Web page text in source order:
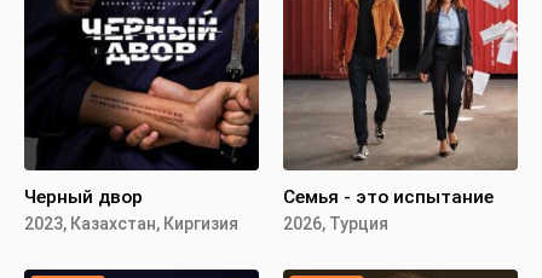
Черный двор
2023, Казахстан, Киргизия
Семья - это испытание
2026, Турция